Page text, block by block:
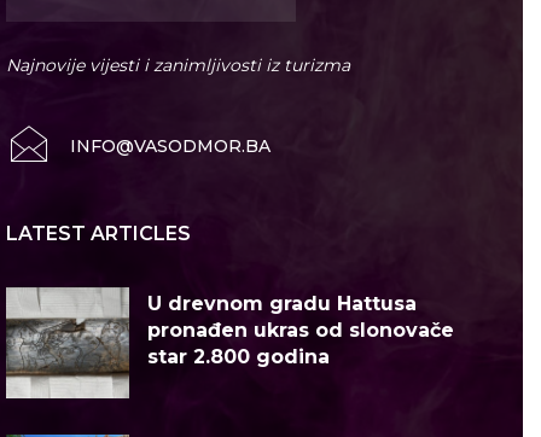
Najnovije vijesti i zanimljivosti iz turizma
INFO@VASODMOR.BA
LATEST ARTICLES
U drevnom gradu Hattusa
pronađen ukras od slonovače
star 2.800 godina